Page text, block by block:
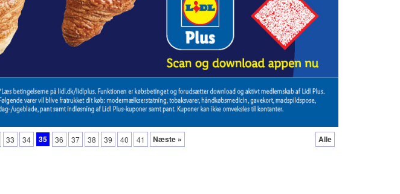
33 34 35 36 37 38 39 40 41 Næste » Alle